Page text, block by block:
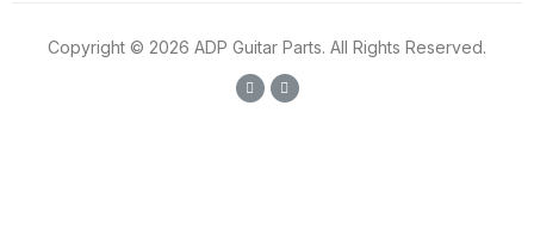
Copyright © 2026 ADP Guitar Parts. All Rights Reserved.